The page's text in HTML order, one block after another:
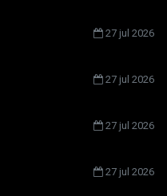
27 jul 2026
27 jul 2026
27 jul 2026
27 jul 2026